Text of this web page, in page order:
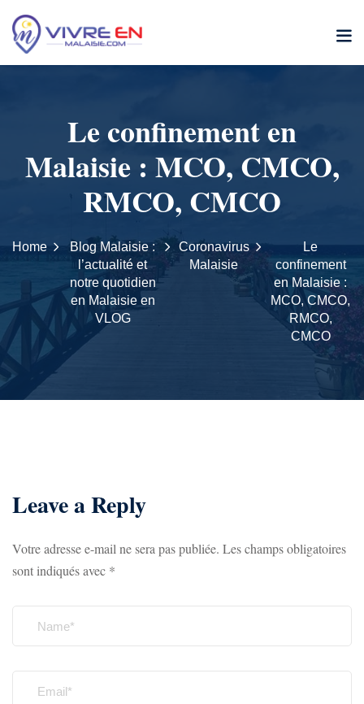
content
Le confinement en
Malaisie : MCO, CMCO,
RMCO, CMCO
Home
Blog Malaisie :
l’actualité et
notre quotidien
en Malaisie en
VLOG
Coronavirus
Malaisie
Le
confinement
en Malaisie :
MCO, CMCO,
RMCO,
CMCO
Leave a Reply
Votre adresse e-mail ne sera pas publiée. Les champs obligatoires
sont indiqués avec *